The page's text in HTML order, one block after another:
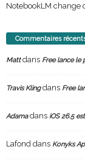
NotebookLM change
Commentaires
Mattdans Free lance le
Travis Klingdans Free
Adamadans iOS 26.5
Lafond dans Konyks